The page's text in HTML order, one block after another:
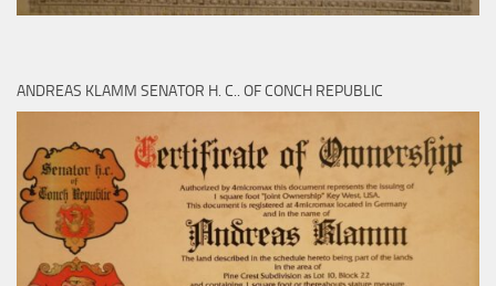
ANDREAS KLAMM SENATOR H. C.. OF CONCH REPUBLIC